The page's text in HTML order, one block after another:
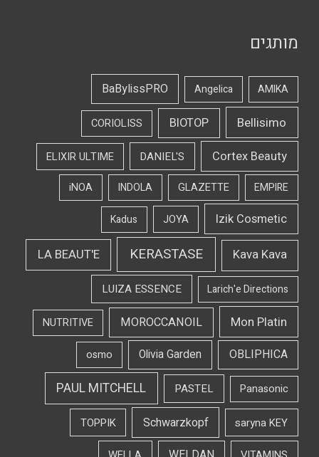
מותגים
AMIKA
Angelica
BaBylissPRO
Bellisimo
BIOTOP
CORIOLISS
Cortex Beauty
DANIEL'S
ELIXIR ULTIME
EMPIRE
GLAZETTE
INDOLA
iNOA
Izik Cosmetic
JOYA
Kadus
Kava Kava
KERASTASE
LA BEAUT'E
Larich'e Directions
LUIZA ESSENCE
Mon Platin
MOROCCANOIL
NUTRITIVE
OBLIPHICA
Olivia Garden
osmo
Panasonic
PASTEL
PAUL MITCHELL
saryna KEY
Schwarzkopf
TOPPIK